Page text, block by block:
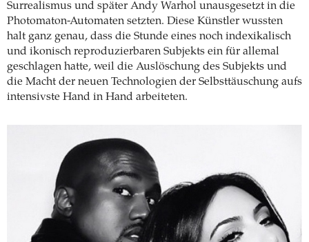
Surrealismus und später Andy ­Warhol unausgesetzt in die
Photomaton-­Automaten setzten. Diese Künstler wussten
halt ganz genau, dass die Stunde eines noch indexikalisch
und ikonisch reproduzierbaren Subjekts ein für allemal
geschlagen hatte, weil die Auslöschung des Subjekts und
die Macht der neuen Technologien der Selbsttäuschung aufs
intensivste Hand in Hand arbeiteten.